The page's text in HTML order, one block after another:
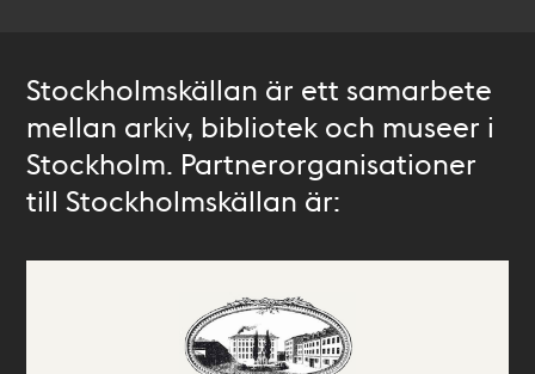
Stockholmskällan är ett samarbete
mellan arkiv, bibliotek och museer i
Stockholm. Partnerorganisationer
till Stockholmskällan är: